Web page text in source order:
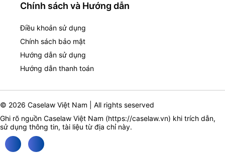
Chính sách và Hướng dẫn
Điều khoản sử dụng
Chính sách bảo mật
Hướng dẫn sử dụng
Hướng dẫn thanh toán
© 2026 Caselaw Việt Nam | All rights seserved
Ghi rõ nguồn Caselaw Việt Nam (https://caselaw.vn) khi trích dẫn,
sử dụng thông tin, tài liệu từ địa chỉ này.